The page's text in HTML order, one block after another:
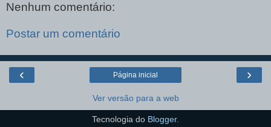
Nenhum comentário:
Postar um comentário
‹ ›
Página inicial
Ver versão para a web
Tecnologia do Blogger.